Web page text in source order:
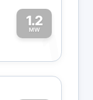
1.2
MW1